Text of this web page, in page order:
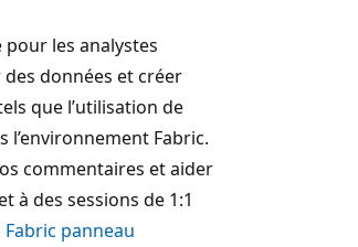
les analystes
données et créer
que l’utilisation de
l’environnement Fabric.
commentaires et aider
à des sessions de 1:1
Fabric panneau